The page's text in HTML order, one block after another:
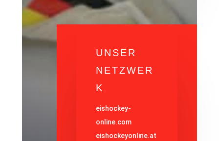
UNSER
NETZWER
K
eishockey-
online.com
eishockeyonline.at